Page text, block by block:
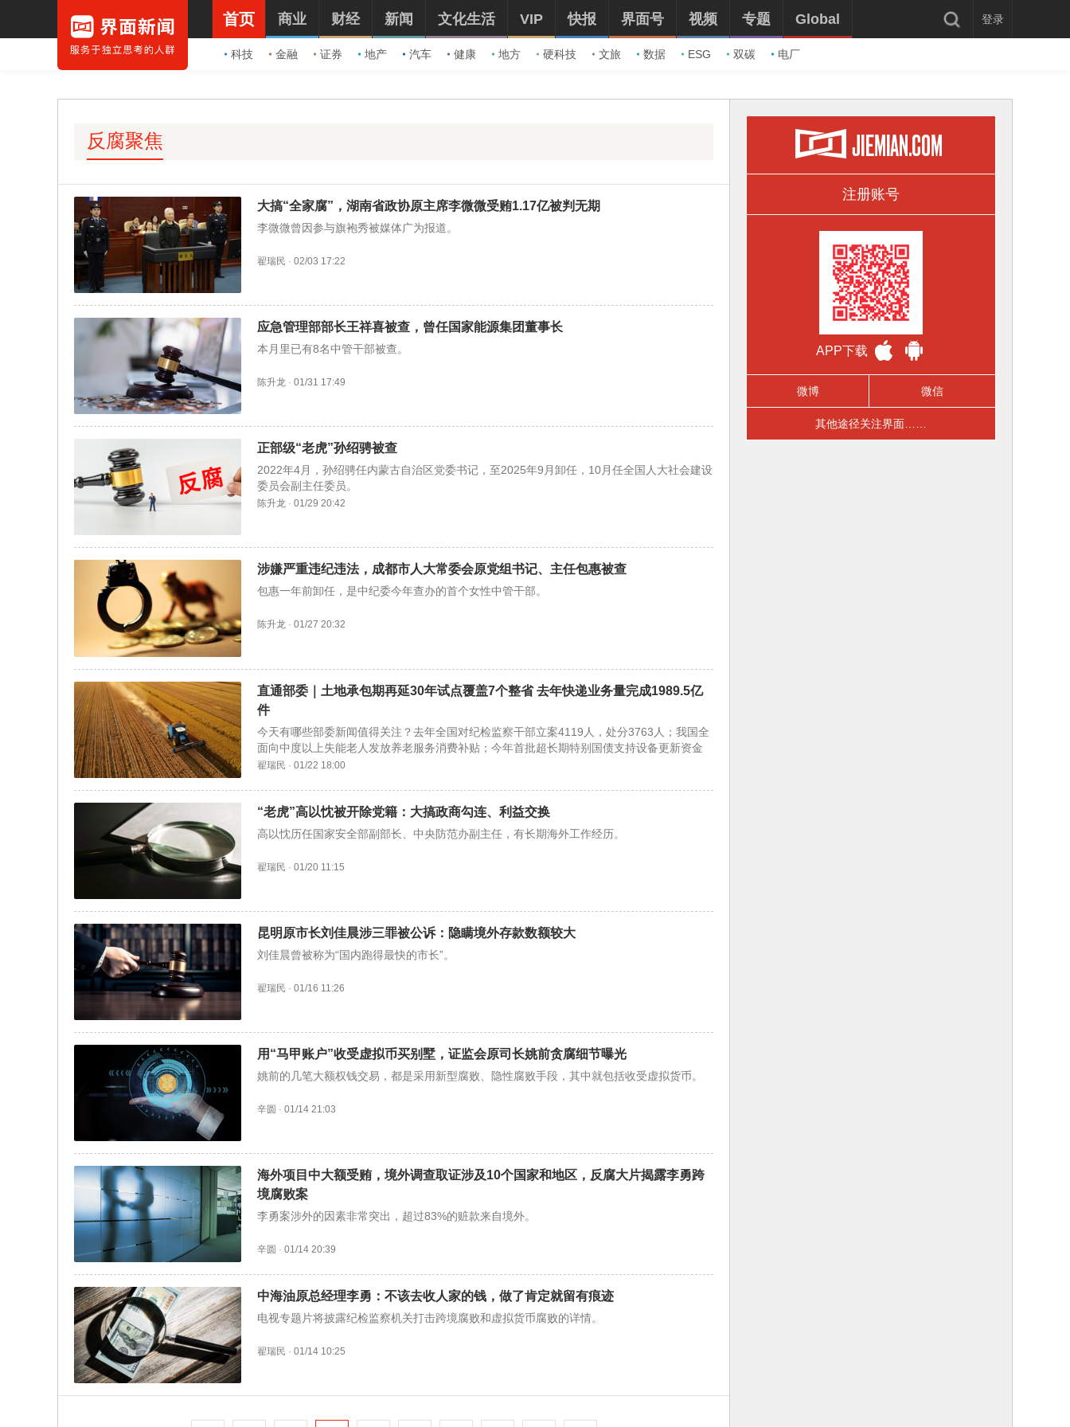
首页
科技 金融 证券 地产 汽车 健康 地方 硬科技 文旅 数据 ESG 双碳 电厂
商业 财经 新闻 文化生活 VIP 快报 界面号 视频 专题 Global 登录
反腐聚焦
大搞“全家腐”，湖南省政协原主席李微微受贿1.17亿被判无期
李微微曾因参与旗袍秀被媒体广为报道。
翟瑞民 · 02/03 17:22
应急管理部部长王祥喜被查，曾任国家能源集团董事长
本月里已有8名中管干部被查。
陈升龙 · 01/31 17:49
正部级“老虎”孙绍骋被查
2022年4月，孙绍骋任内蒙古自治区党委书记，至2025年9月卸任，10月任全国人大社会建设
委员会副主任委员。
陈升龙 · 01/29 20:42
涉嫌严重违纪违法，成都市人大常委会原党组书记、主任包惠被查
包惠一年前卸任，是中纪委今年查办的首个女性中管干部。
陈升龙 · 01/27 20:32
直通部委｜土地承包期再延30年试点覆盖7个整省 去年快递业务量完成1989.5亿
件
今天有哪些部委新闻值得关注？去年全国对纪检监察干部立案4119人，处分3763人；我国全
面向中度以上失能老人发放养老服务消费补贴；今年首批超长期特别国债支持设备更新资金
已经下达。
翟瑞民 · 01/22 18:00
“老虎”高以忱被开除党籍：大搞政商勾连、利益交换
高以忱历任国家安全部副部长、中央防范办副主任，有长期海外工作经历。
翟瑞民 · 01/20 11:15
昆明原市长刘佳晨涉三罪被公诉：隐瞒境外存款数额较大
刘佳晨曾被称为“国内跑得最快的市长”。
翟瑞民 · 01/16 11:26
用“马甲账户”收受虚拟币买别墅，证监会原司长姚前贪腐细节曝光
姚前的几笔大额权钱交易，都是采用新型腐败、隐性腐败手段，其中就包括收受虚拟货币。
辛圆 · 01/14 21:03
海外项目中大额受贿，境外调查取证涉及10个国家和地区，反腐大片揭露李勇跨
境腐败案
李勇案涉外的因素非常突出，超过83%的赃款来自境外。
辛圆 · 01/14 20:39
中海油原总经理李勇：不该去收人家的钱，做了肯定就留有痕迹
电视专题片将披露纪检监察机关打击跨境腐败和虚拟货币腐败的详情。
翟瑞民 · 01/14 10:25
注册账号
APP下载
微博 微信
其他途径关注界面……